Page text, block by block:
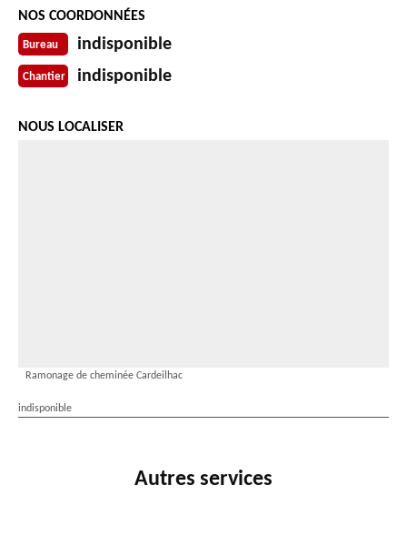
NOS COORDONNÉES
Bureau indisponible
Chantier indisponible
NOUS LOCALISER
Ramonage de cheminée Cardeilhac
indisponible
Autres services